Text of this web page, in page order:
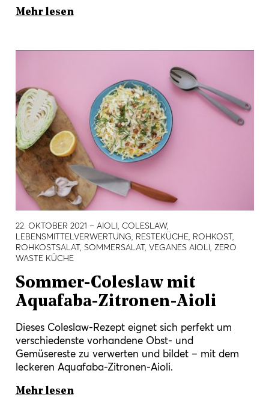
Mehr lesen
22. OKTOBER 2021 – AIOLI, COLESLAW,
LEBENSMITTELVERWERTUNG, RESTEKÜCHE, ROHKOST,
ROHKOSTSALAT, SOMMERSALAT, VEGANES AIOLI, ZERO
WASTE KÜCHE
Sommer-Coleslaw mit
Aquafaba-Zitronen-Aioli
Dieses Coleslaw-Rezept eignet sich perfekt um
verschiedenste vorhandene Obst- und
Gemüsereste zu verwerten und bildet – mit dem
leckeren Aquafaba-Zitronen-Aioli.
Mehr lesen